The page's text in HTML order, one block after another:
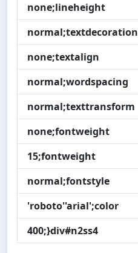
none;lineheight
normal;textdecoration
none;textalign
normal;wordspacing
normal;texttransform
none;fontweight
15;fontweight
normal;fontstyle
'roboto''arial';color
400;}div#n2ss4